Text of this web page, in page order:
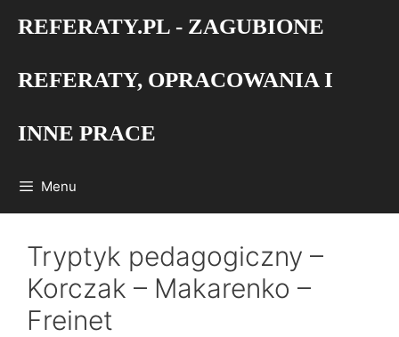
REFERATY.PL - ZAGUBIONE
REFERATY, OPRACOWANIA I
INNE PRACE
Menu
Tryptyk pedagogiczny –
Korczak – Makarenko –
Freinet